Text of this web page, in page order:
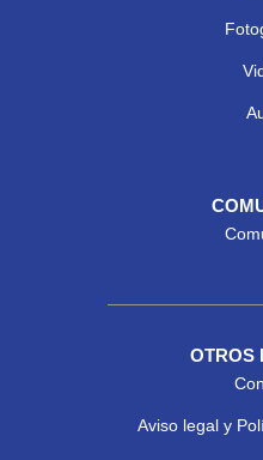
OTROS
Aviso legal y